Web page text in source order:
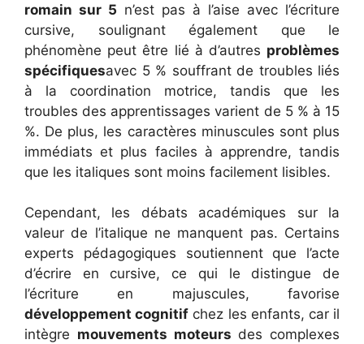
romain sur 5 n’est pas à l’aise avec l’écriture
cursive, soulignant également que le
phénomène peut être lié à d’autres problèmes
spécifiquesavec 5 % souffrant de troubles liés
à la coordination motrice, tandis que les
troubles des apprentissages varient de 5 % à 15
%. De plus, les caractères minuscules sont plus
immédiats et plus faciles à apprendre, tandis
que les italiques sont moins facilement lisibles.
Cependant, les débats académiques sur la
valeur de l’italique ne manquent pas. Certains
experts pédagogiques soutiennent que l’acte
d’écrire en cursive, ce qui le distingue de
l’écriture en majuscules, favorise
développement cognitif chez les enfants, car il
intègre mouvements moteurs des complexes